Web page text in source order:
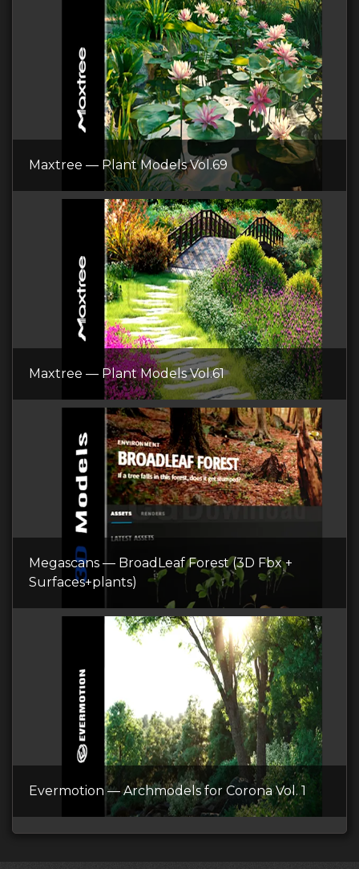
Maxtree — Plant Models Vol.69
Maxtree — Plant Models Vol.61
Megascans — BroadLeaf Forest (3D Fbx +
Surfaces+plants)
Evermotion — Archmodels for Corona Vol. 1